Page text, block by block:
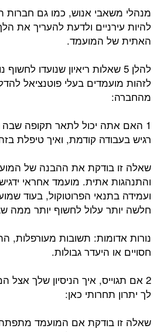
מנהלי משאבי אנוש, כמו גם חברות
להיות עירניים ולדעת להעריך את
האתית של המועמד.
להלן 5 שאלות ריאיון שנועדו
לזהות מועמדים בעלי פוטנציאל
מהחברה:
1 האם אתה יכול לתאר תקופה
רגיש בעבודה קודמת, ואיך טיפלת
שאלה זו בודקת את ההבנה של
והתנהגות אתית. מועמד אחראי
ועמידה בתנאי הפרוטוקול, בעוד
חלשה יותר עלול לחשוף יותר ממה
נורות אדומות: תשובות מעורפלות,
חסויים או היעדר גבולות.
2 אם תגוייס, איך הניסיון שלך אצל
לך יתרון תחרותי כאן:
שאלה זו בודקת אם המועמד מתפתה